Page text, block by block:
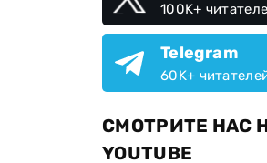
100K+
Telegram
60K+
СМОТРИТЕ НАС
YOUTUBE